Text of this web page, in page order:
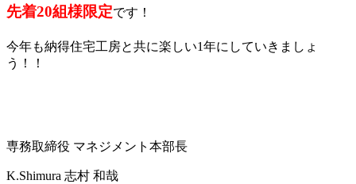
先着20組様限定です！
今年も納得住宅工房と共に楽しい1年にしていきましょ
う！！
専務取締役 マネジメント本部長
K.Shimura 志村 和哉